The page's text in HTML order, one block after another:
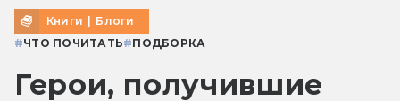
Книги | Блоги
#ЧТО ПОЧИТАТЬ#ПОДБОРКА
Герои, получившие